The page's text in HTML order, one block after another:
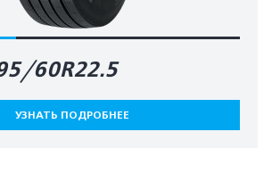
60R22.5
УЗНАТЬ ПОДРОБНЕЕ